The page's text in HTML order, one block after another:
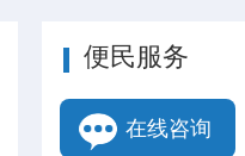
便民服务
在线咨询